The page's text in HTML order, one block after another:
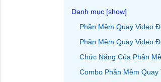
Phần Mềm Quay Video
Phần Mềm Quay Video
Chức Năng Của Phần
Combo Phần Mềm